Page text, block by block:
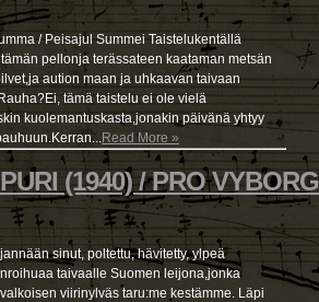
/ Peisajul Summei Taistelukentällä
pellonja terässateen kaataman metsän
aution maan ja uhkaavan taivaan
tämä taistelu ei ole vielä
kuolemantuskasta,jonakin päivänä yhtyy
Read More »
(1940) / PRO VYBORG
sinut, poltettu, hävitetty, ylpeä
taivaalle Suomen leijona,jonka
viirinylväs taru:me kestämme. Läpi